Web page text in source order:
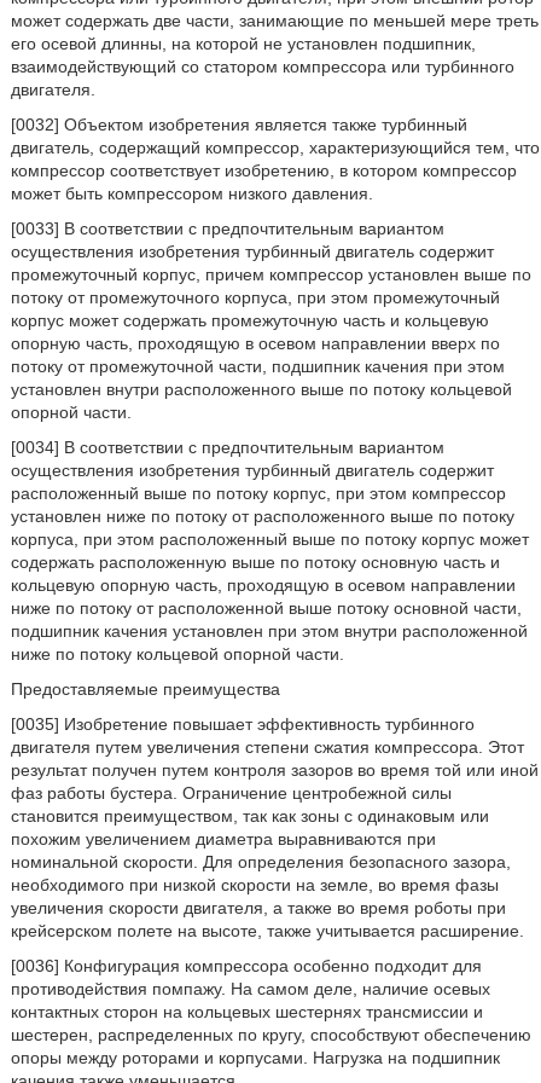
может содержать две части, занимающие по меньшей мере треть
его осевой длинны, на которой не установлен подшипник,
взаимодействующий со статором компрессора или турбинного
двигателя.
[0032] Объектом изобретения является также турбинный
двигатель, содержащий компрессор, характеризующийся тем, что
компрессор соответствует изобретению, в котором компрессор
может быть компрессором низкого давления.
[0033] В соответствии с предпочтительным вариантом
осуществления изобретения турбинный двигатель содержит
промежуточный корпус, причем компрессор установлен выше по
потоку от промежуточного корпуса, при этом промежуточный
корпус может содержать промежуточную часть и кольцевую
опорную часть, проходящую в осевом направлении вверх по
потоку от промежуточной части, подшипник качения при этом
установлен внутри расположенного выше по потоку кольцевой
опорной части.
[0034] В соответствии с предпочтительным вариантом
осуществления изобретения турбинный двигатель содержит
расположенный выше по потоку корпус, при этом компрессор
установлен ниже по потоку от расположенного выше по потоку
корпуса, при этом расположенный выше по потоку корпус может
содержать расположенную выше по потоку основную часть и
кольцевую опорную часть, проходящую в осевом направлении
ниже по потоку от расположенной выше потоку основной части,
подшипник качения установлен при этом внутри расположенной
ниже по потоку кольцевой опорной части.
Предоставляемые преимущества
[0035] Изобретение повышает эффективность турбинного
двигателя путем увеличения степени сжатия компрессора. Этот
результат получен путем контроля зазоров во время той или иной
фаз работы бустера. Ограничение центробежной силы
становится преимуществом, так как зоны с одинаковым или
похожим увеличением диаметра выравниваются при
номинальной скорости. Для определения безопасного зазора,
необходимого при низкой скорости на земле, во время фазы
увеличения скорости двигателя, а также во время роботы при
крейсерском полете на высоте, также учитывается расширение.
[0036] Конфигурация компрессора особенно подходит для
противодействия помпажу. На самом деле, наличие осевых
контактных сторон на кольцевых шестернях трансмиссии и
шестерен, распределенных по кругу, способствуют обеспечению
опоры между роторами и корпусами. Нагрузка на подшипник